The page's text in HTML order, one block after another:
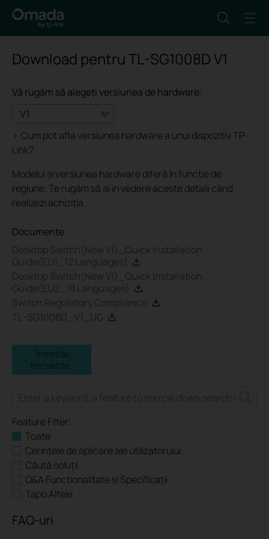
Download pentruTL-SG1008DV1
Vă rugăm să alegeți versiunea de hardware:
V1
> Cum pot afla versiunea hardware a unui dispozitiv TP-
Link?
Modelul și versiunea hardware diferă în funcție de
regiune. Te rugăm să ai in vedere aceste detalii când
realizezi achiziția.
Documente
Desktop Switch(New VI)_Quick Installation
Guide(EU1_12 Languages)
Desktop Switch(New VI)_Quick Installation
Guide(EU2_18 Languages)
Switch Regulatory Compliance
TL-SG1008D_V1_UG
Întrebări
frecvente
Feature Filter:
Toate
Cerințele de aplicare ale utilizatorului
Căută soluții
Q&A Funcționalitate și Specificații
Tapo Altele
FAQ-uri